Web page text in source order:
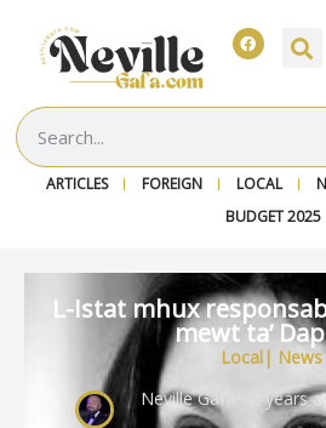
ARTICLES FOREIGN LOCAL
BUDGET 2025
L-Istat mhux
mewt ta’
Local | News
Neville Gafa
~ 2 years